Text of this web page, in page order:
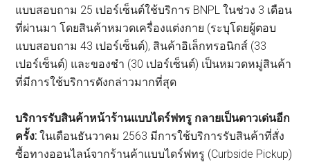
แบบสอบถาม 25 เปอร์เซ็นต์ใช้บริการ BNPL ในช่วง 3 เดือน
ที่ผ่านมา โดยสินค้าหมวดเครื่องแต่งกาย (ระบุโดยผู้ตอบ
แบบสอบถาม 43 เปอร์เซ็นต์), สินค้าอิเล็กทรอนิกส์ (33
เปอร์เซ็นต์) และของชำ (30 เปอร์เซ็นต์) เป็นหมวดหมู่สินค้า
ที่มีการใช้บริการดังกล่าวมากที่สุด
บริการรับสินค้าหน้าร้านแบบไดร์ฟทรู กลายเป็นดาวเด่นอีก
ครั้ง: ในเดือนธันวาคม 2563 มีการใช้บริการรับสินค้าที่สั่ง
ซื้อทางออนไลน์จากร้านค้าแบบไดร์ฟทรู (Curbside Pickup)